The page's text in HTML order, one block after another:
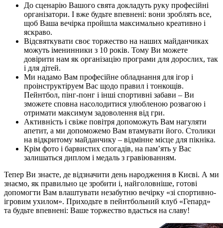
До сценарію Вашого свята докладуть руку професійні
організатори. І вже будьте впевнені: вони зроблять все,
щоб Ваша вечірка пройшла максимально креативно і
яскраво.
Відсвяткувати своє торжество на наших майданчиках
можуть іменинники з 10 років. Тому Ви можете
довірити нам як організацію програми для дорослих, так
і для дітей.
Ми надамо Вам професійне обладнання для ігор і
проінструктіруем Вас щодо правил і тонкощів.
Пейнтбол, пінг-понг і інші спортивні забави – Ви
зможете сповна насолодитися улюбленою розвагою і
отримати максимум задоволення від гри.
Активність і свіже повітря допоможуть Вам нагуляти
апетит, а ми допоможемо Вам втамувати його. Столики
на відкритому майданчику – відмінне місце для пікніка.
Крім фото і барвистих спогадів, на пам’ять у Вас
залишаться диплом і медаль з гравіюванням.
Тепер Ви знаєте, де відзначити день народження в Києві. А ми
знаємо, як правильно це зробити і, найголовніше, готові
допомогти Вам влаштувати незабутню вечірку «зі спортивно-
ігровим ухилом». Приходьте в пейнтбольний клуб «Гепард»
та будьте впевнені: Ваше торжество вдасться на славу!